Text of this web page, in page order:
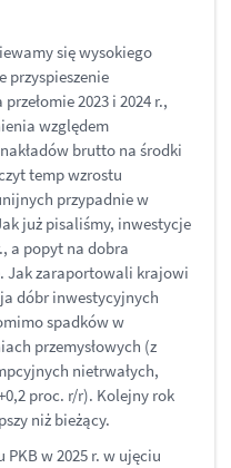
się wysokiego
przyspieszenie
2023 i 2024 r.,
względem
brutto na środki
temp wzrostu
przypadnie w
już pisaliśmy, inwestycje
a popyt na dobra
Jak zaraportowali krajowi
dóbr inwestycyjnych
spadków w
przemysłowych (z
nietrwałych,
proc. r/r). Kolejny rok
niż bieżący.
w 2025 r. w ujęciu